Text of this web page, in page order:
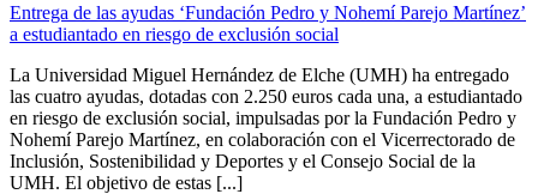
Entrega de las ayudas ‘Fundación Pedro y Nohemí Parejo Martínez’
a estudiantado en riesgo de exclusión social
La Universidad Miguel Hernández de Elche (UMH) ha entregado
las cuatro ayudas, dotadas con 2.250 euros cada una, a estudiantado
en riesgo de exclusión social, impulsadas por la Fundación Pedro y
Nohemí Parejo Martínez, en colaboración con el Vicerrectorado de
Inclusión, Sostenibilidad y Deportes y el Consejo Social de la
UMH. El objetivo de estas [...]